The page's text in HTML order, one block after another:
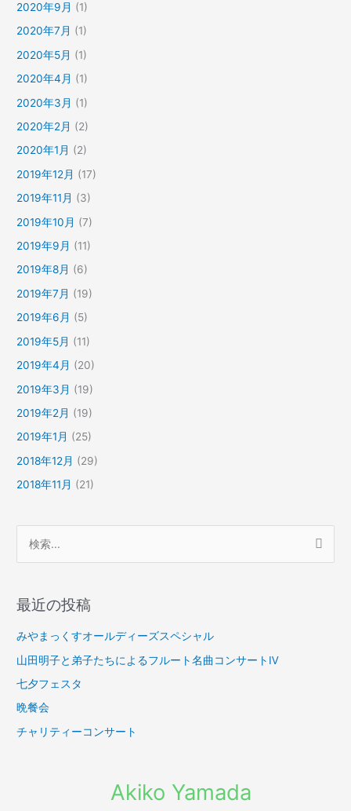
2020年9月 (1)
2020年7月 (1)
2020年5月 (1)
2020年4月 (1)
2020年3月 (1)
2020年2月 (2)
2020年1月 (2)
2019年12月 (17)
2019年11月 (3)
2019年10月 (7)
2019年9月 (11)
2019年8月 (6)
2019年7月 (19)
2019年6月 (5)
2019年5月 (11)
2019年4月 (20)
2019年3月 (19)
2019年2月 (19)
2019年1月 (25)
2018年12月 (29)
2018年11月 (21)
象
:
最近の投稿
みやまっくすオールディーズスペシャル
山田明子と弟子たちによるフルート名曲コンサートⅣ
七夕フェスタ
晩餐会
チャリティーコンサート
Akiko Yamada